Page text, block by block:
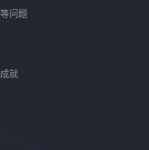
问题
就